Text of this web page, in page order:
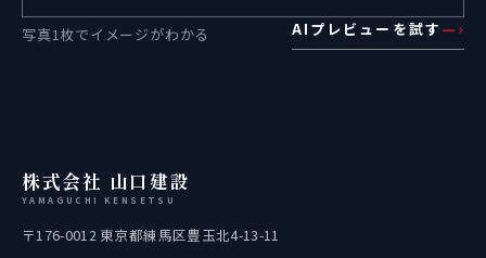
写真1枚でイメージがわかる AIプレビューを試す —›
株式会社 山口建設
YAMAGUCHI KENSETSU
〒176-0012 東京都練馬区豊玉北4-13-11